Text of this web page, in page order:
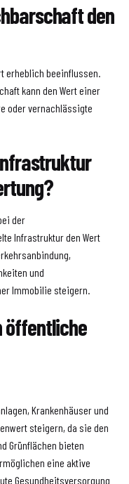
den
erheblich beeinflussen.
kann den Wert einer
oder vernachlässigte
der
Infrastruktur den Wert
und
Immobilie steigern.
öffentliche
Krankenhäuser und
steigern, da sie den
Grünflächen bieten
eine aktive
Gesundheitsversorgung